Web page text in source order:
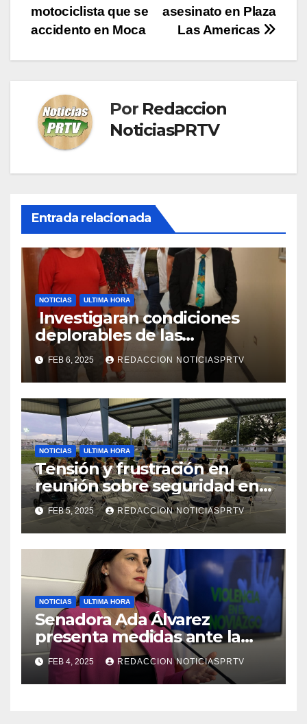
de
entradas
asesinato en Plaza
Las Americas
motociclista que se
accidento en Moca
Por Redaccion
NoticiasPRTV
Entrada relacionada
NOTICIAS ULTIMA HORA
Investigaran condiciones
deplorables de las
facilidades el Departamento
de la Salud en Mayagüez
FEB 6, 2025 REDACCION NOTICIASPRTV
NOTICIAS ULTIMA HORA
Tensión y frustración en
reunión sobre seguridad en
Reparto Metropolitano
FEB 5, 2025 REDACCION NOTICIASPRTV
NOTICIAS ULTIMA HORA
Senadora Ada Álvarez
presenta medidas ante la
violencia en el noviazgo
FEB 4, 2025 REDACCION NOTICIASPRTV